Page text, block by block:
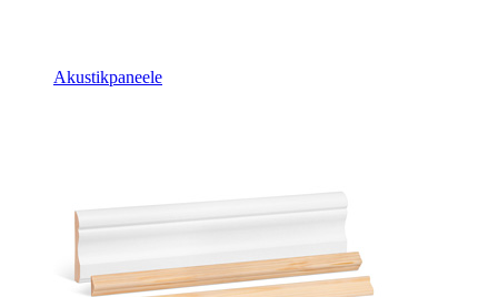
Akustikpaneele